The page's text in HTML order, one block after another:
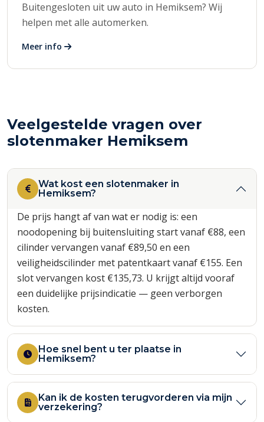
Buitengesloten uit uw auto in Hemiksem? Wij
helpen met alle automerken.
Meer info
Veelgestelde vragen over
slotenmaker Hemiksem
Wat kost een slotenmaker in
Hemiksem?
De prijs hangt af van wat er nodig is: een
noodopening bij buitensluiting start vanaf €88, een
cilinder vervangen vanaf €89,50 en een
veiligheidscilinder met patentkaart vanaf €155. Een
slot vervangen kost €135,73. U krijgt altijd vooraf
een duidelijke prijsindicatie — geen verborgen
kosten.
Hoe snel bent u ter plaatse in
Hemiksem?
Kan ik de kosten terugvorderen via mijn
verzekering?